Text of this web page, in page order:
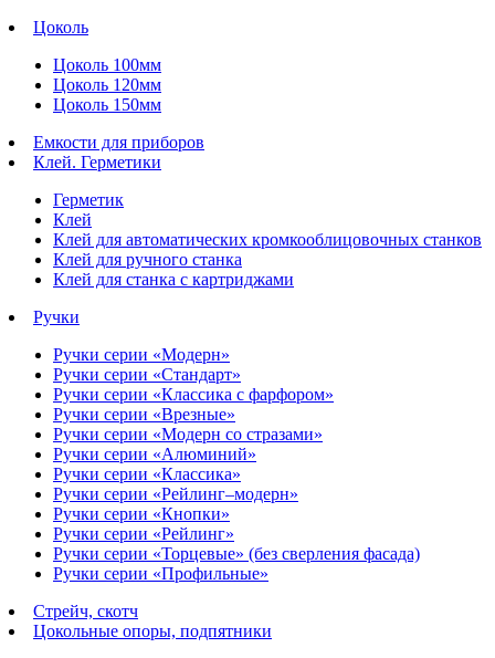
Цоколь
Цоколь 100мм
Цоколь 120мм
Цоколь 150мм
Емкости для приборов
Клей. Герметики
Герметик
Клей
Клей для автоматических кромкооблицовочных станков
Клей для ручного станка
Клей для станка с картриджами
Ручки
Ручки серии «Модерн»
Ручки серии «Стандарт»
Ручки серии «Классика с фарфором»
Ручки серии «Врезные»
Ручки серии «Модерн со стразами»
Ручки серии «Алюминий»
Ручки серии «Классика»
Ручки серии «Рейлинг–модерн»
Ручки серии «Кнопки»
Ручки серии «Рейлинг»
Ручки серии «Торцевые» (без сверления фасада)
Ручки серии «Профильные»
Стрейч, скотч
Цокольные опоры, подпятники